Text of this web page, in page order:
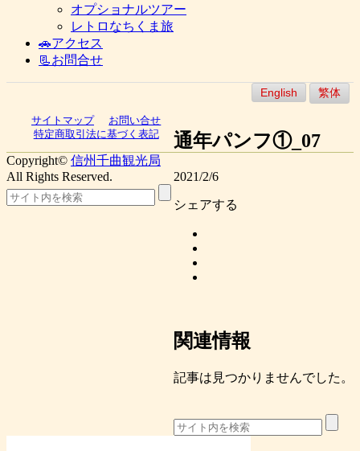
オプショナルツアー
レトロなちくま旅
🚗アクセス
📃お問合せ
English 繁体
通年パンフ①_07
2021/2/6
シェアする
関連情報
記事は見つかりませんでした。
サイトマップ
お問い合せ
特定商取引法に基づく表記
Copyright© 信州千曲観光局
All Rights Reserved.